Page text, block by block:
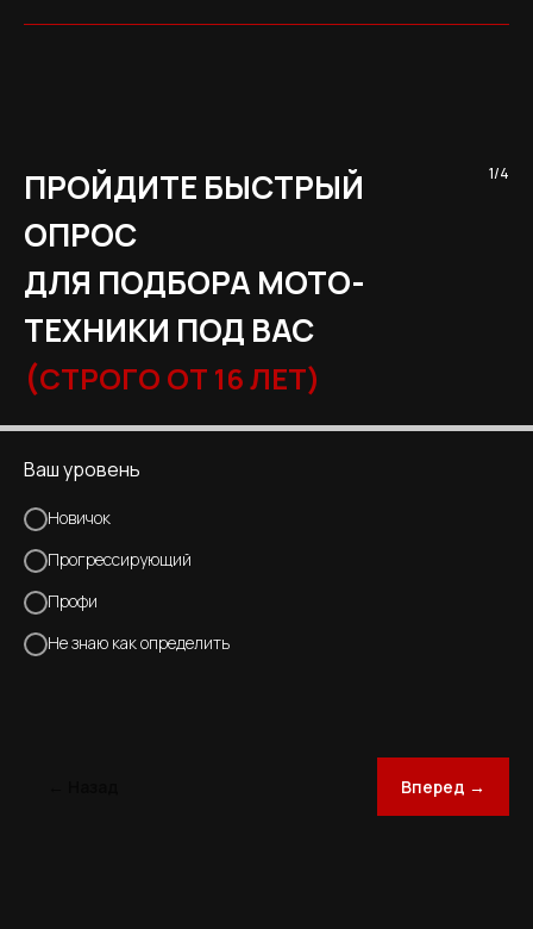
ПРОЙДИТЕ БЫСТРЫЙ
ОПРОС
ДЛЯ ПОДБОРА МОТО-
ТЕХНИКИ ПОД ВАС
(СТРОГО ОТ 16 ЛЕТ)
1/4
Ваш уровень
Новичок
Прогрессирующий
Профи
Не знаю как определить
Вперед →